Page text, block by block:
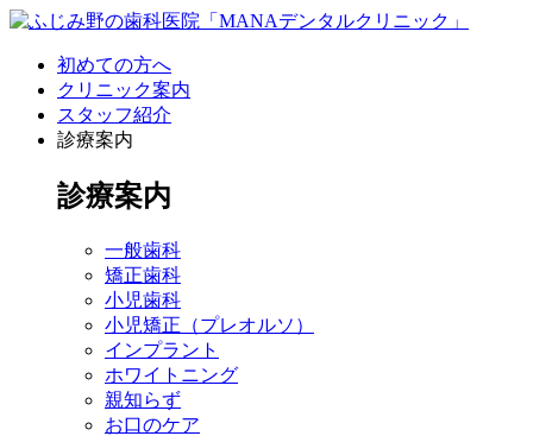
初めての方へ
クリニック案内
スタッフ紹介
診療案内
診療案内
一般歯科
矯正歯科
小児歯科
小児矯正（プレオルソ）
インプラント
ホワイトニング
親知らず
お口のケア